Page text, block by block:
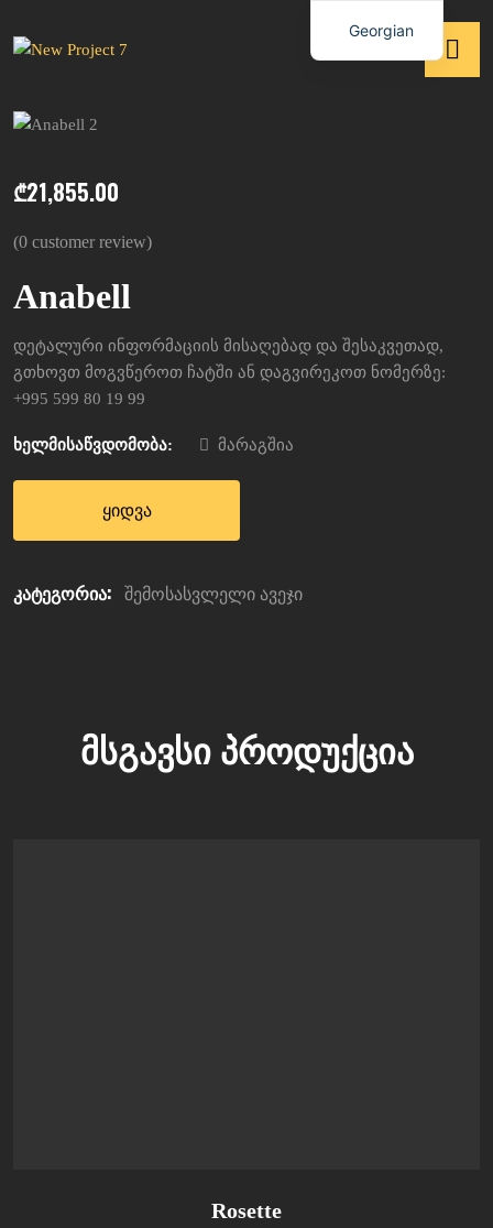
₾21,855.00
(0 customer review)
Anabell
დეტალური ინფორმაციის მისაღებად და შესაკვეთად,
გთხოვთ მოგვწეროთ ჩატში ან დაგვირეკოთ ნომერზე:
+995 599 80 19 99
ხელმისაწვდომობა: მარაგშია
ყიდვა
კატეგორია: შემოსასვლელი ავეჯი
ᲛᲡᲒᲐᲕᲡᲘ ᲞᲠᲝᲓᲣᲥᲪᲘᲐ
Rosette
Georgian